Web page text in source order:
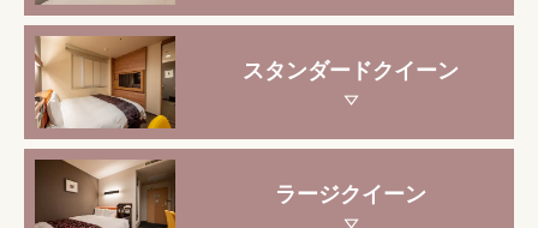
スタンダードクイーン
ラージクイーン